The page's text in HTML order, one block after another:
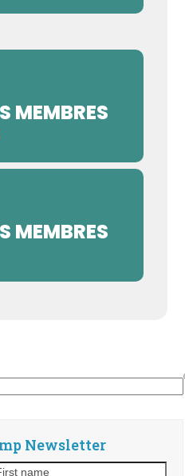
MEMBRES
MEMBRES
Newsletter